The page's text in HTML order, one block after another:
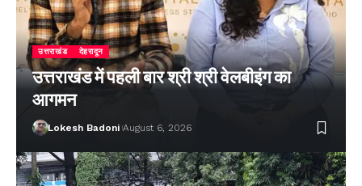
उत्तराखंड देहरादून
उत्तराखंड में पहली बार श्री श्री वेलबीइंग का
आगमन
Lokesh Badoni August 6, 2026